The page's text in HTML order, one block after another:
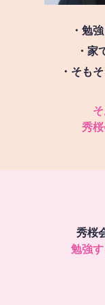
・勉
・
・そも
秀
秀桜
勉強